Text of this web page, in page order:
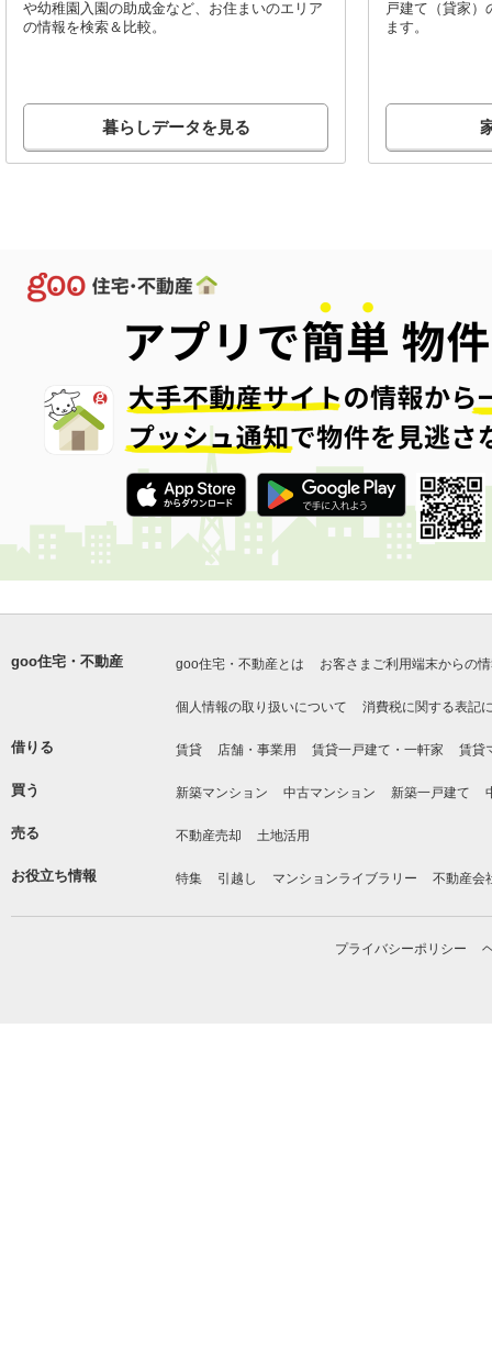
や幼稚園入園の助成金など、お住まいのエリア
の情報を検索＆比較。
暮らしデータを見る
戸建て（貸家）
ます。
goo住宅・不動産 goo住宅・不動産とは お客さまご利用端末からの
個人情報の取り扱いについて 消費税に関する表記
借りる 賃貸 店舗・事業用 賃貸一戸建て・一軒家 賃貸
買う 新築マンション 中古マンション 新築一戸建て
売る 不動産売却 土地活用
お役立ち情報 特集 引越し マンションライブラリー 不動産会
プライバシーポリシー